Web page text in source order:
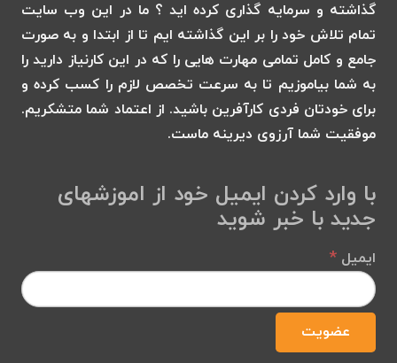
گذاشته و سرمایه گذاری کرده اید ؟ ما در این وب سایت
تمام تلاش خود را بر این گذاشته ایم تا از ابتدا و به صورت
جامع و کامل تمامی مهارت هایی را که در این کارنیاز دارید را
به شما بیاموزیم تا به سرعت تخصص لازم را کسب کرده و
برای خودتان فردی کارآفرین باشید. از اعتماد شما متشکریم.
موفقیت شما آرزوی دیرینه ماست.
با وارد کردن ایمیل خود از اموزشهای
جدید با خبر شوید
ایمیل *